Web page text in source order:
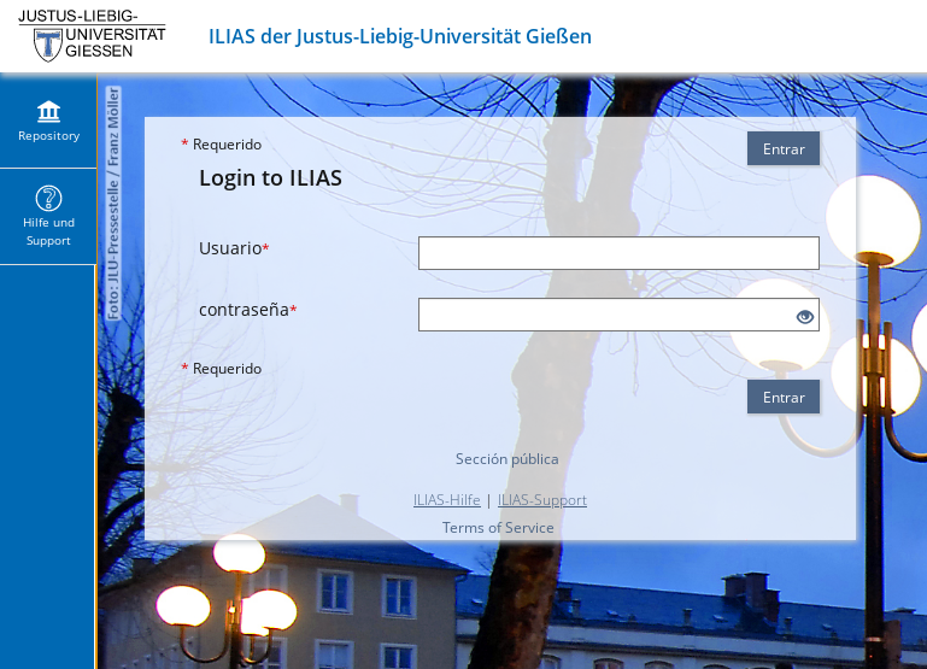
ILIAS der Justus-Liebig-Universität Gießen
Repository
Hilfe und
Support
Entrar
* Requerido
Login to ILIAS
Usuario*
contraseña*
* Requerido
Entrar
Sección pública
ILIAS-Hilfe | ILIAS-Support
Terms of Service